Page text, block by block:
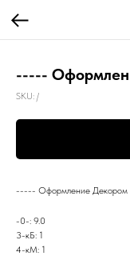
-----
SKU: /
----- Оформление
-0-: 9.0
3-кБ: 1
4-кМ: 1